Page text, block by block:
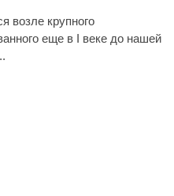
возле крупного
еще в I веке до нашей